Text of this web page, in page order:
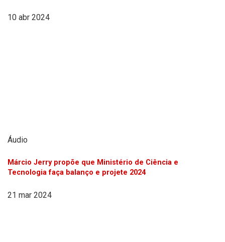
10 abr 2024
Áudio
Márcio Jerry propõe que Ministério de Ciência e
Tecnologia faça balanço e projete 2024
21 mar 2024